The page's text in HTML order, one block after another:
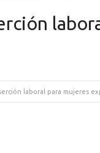
laboral para mujeres